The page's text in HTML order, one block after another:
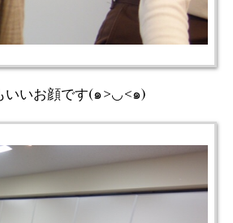
いいお顔です(๑>◡<๑)